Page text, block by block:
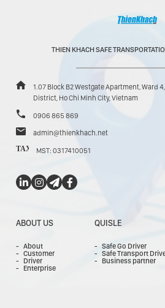
THIEN KHACH SAFE
1.07 Block B2 Westgate Apartment, Ward
District, Ho Chi Minh City, Vietnam
0906 865 869
admin@thienkhach.net
TAX
MST: 0317410051
ABOUT US
About
Customer
Driver
Enterprise
QUISLE
Safe Go Driver
Safe Transport
Business partner